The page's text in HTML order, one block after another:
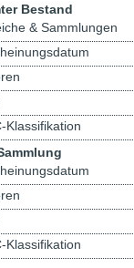
Bestand
& Sammlungen
Klassifikation
Klassifikation